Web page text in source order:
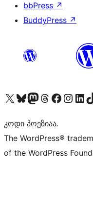
bbPress ↗
BuddyPress ↗
Visit our X (formerly Twitter) account
Visit our Bluesky account
Visit our Mastodon account
Visit our Threads account
Visit our Facebook page
Visit ourVisit our
კოდი პოეზიაა.
The WordPress®
of the WordPress